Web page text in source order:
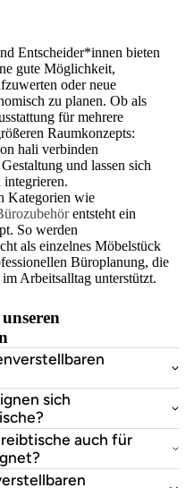
Entscheider*innen bieten
gute Möglichkeit,
oder neue
zu planen. Ob als
für mehrere
Raumkonzepts:
hali verbinden
und lassen sich
Kategorien wie
entsteht ein
So werden
als einzelnes Möbelstück
Büroplanung, die
Arbeitsalltag unterstützt.
sich
auch für